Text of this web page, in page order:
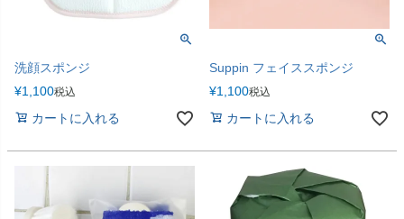
洗顔スポンジ
¥1,100税込
カートに入れる
Suppin フェイススポンジ
¥1,100税込
カートに入れる